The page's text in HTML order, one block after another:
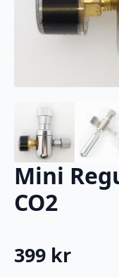
Mini
CO2
399 kr